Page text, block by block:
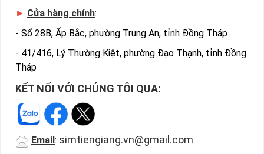
► Cửa hàng chính:
- Số 28B, Ấp Bắc, phường Trung An, tỉnh Đồng Tháp
- 41/416, Lý Thường Kiệt, phường Đạo Thạnh, tỉnh Đồng
Tháp
KẾT NỐI VỚI CHÚNG TÔI QUA:
Email : simtiengiang.vn@gmail.com